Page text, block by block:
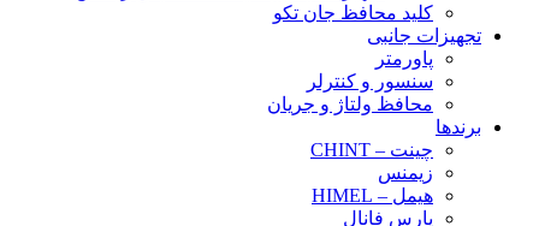
کلید محافظ جان تکو
تجهیزات جانبی
پاورمتر
سنسور و کنترلر
محافظ ولتاژ و‌ جریان
برندها
چینت – CHINT
زیمنس
هیمل – HIMEL
پارس فانال